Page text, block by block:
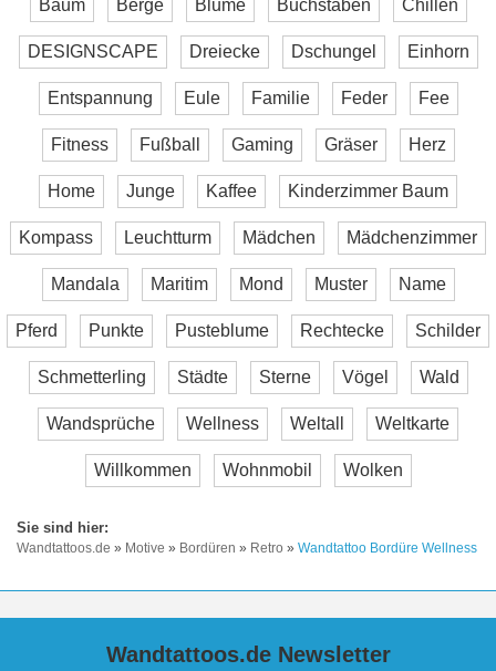
Baum Berge Blume Buchstaben Chillen
DESIGNSCAPE Dreiecke Dschungel Einhorn
Entspannung Eule Familie Feder Fee
Fitness Fußball Gaming Gräser Herz
Home Junge Kaffee Kinderzimmer Baum
Kompass Leuchtturm Mädchen Mädchenzimmer
Mandala Maritim Mond Muster Name
Pferd Punkte Pusteblume Rechtecke Schilder
Schmetterling Städte Sterne Vögel Wald
Wandsprüche Wellness Weltall Weltkarte
Willkommen Wohnmobil Wolken
Wandtattoos.de » Motive » Bordüren » Retro » Wandtattoo Bordüre Wellness
Wandtattoos.de Newsletter